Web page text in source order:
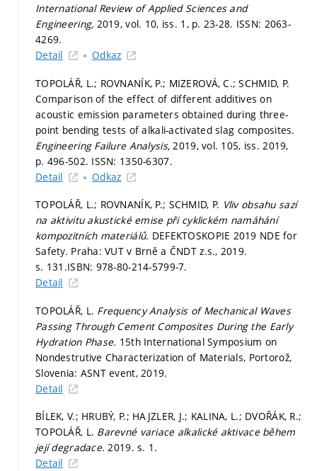
International Review of Applied Sciences and
Engineering, 2019, vol. 10, iss. 1, p. 23-28. ISSN: 2063-
4269.
Detail
Odkaz
TOPOLÁŘ, L.; ROVNANÍK, P.; MIZEROVÁ, C.; SCHMID, P.
Comparison of the effect of different additives on
acoustic emission parameters obtained during three-
point bending tests of alkali-activated slag composites.
Engineering Failure Analysis, 2019, vol. 105, iss. 2019,
p. 496-502. ISSN: 1350-6307.
Detail
Odkaz
TOPOLÁŘ, L.; ROVNANÍK, P.; SCHMID, P. Vliv obsahu sazí
na aktivitu akustické emise při cyklickém namáhání
kompozitních materiálů. DEFEKTOSKOPIE 2019 NDE for
Safety. Praha: VUT v Brně a ČNDT z.s., 2019.
s. 131.ISBN: 978-80-214-5799-7.
Detail
TOPOLÁŘ, L. Frequency Analysis of Mechanical Waves
Passing Through Cement Composites During the Early
Hydration Phase. 15th International Symposium on
Nondestrutive Characterization of Materials, Portorož,
Slovenia: ASNT event, 2019.
Detail
BÍLEK, V.; HRUBÝ, P.; HAJZLER, J.; KALINA, L.; DVOŘÁK, R.;
TOPOLÁŘ, L. Barevné variace alkalické aktivace během
její degradace.2019.s. 1.
Detail